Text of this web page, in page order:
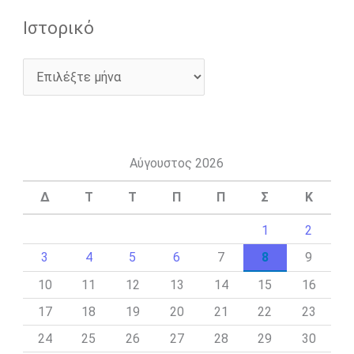
Ιστορικό
Αύγουστος 2026
Δ Τ Τ Π Π Σ Κ
1
2
3
4 5 6 7 8
9
10
11 12 13 14 15
16
17
18 19 20 21 22
23
24
25 26 27 28 29
30